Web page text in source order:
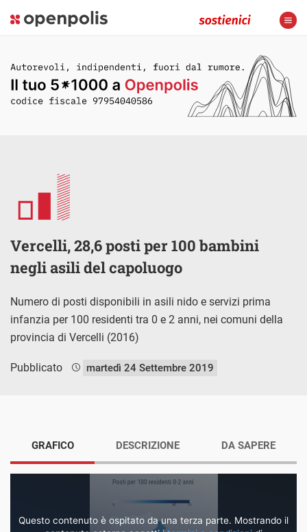
Vercelli, 28,6 posti per 100 bambini
negli asili del capoluogo
Numero di posti disponibili in asili nido e servizi prima
infanzia per 100 residenti tra 0 e 2 anni, nei comuni della
provincia di Vercelli (2016)
Pubblicato martedì 24 Settembre 2019
GRAFICO
Questo contenuto è ospitato da una terza parte. Mostrando il
DESCRIZIONE DA SAPERE